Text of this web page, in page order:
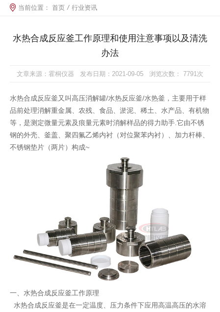
当前位置： 首页 / 行业资讯
水热合成反应釜工作原理和使用注意事项以及清洗
办法
文章来源：霍桐仪器 发布日期：2021-09-05 浏览次数： 7791次
水热合成反应釜又叫高压消解罐/水热反应釜/水热釜，主要用于样
品前处理消解重金属、农残、食品、淤泥、稀土、水产品、有机物
等，是测定微量元素及痕量元素时消解样品的得力助手.它由不锈
钢的外壳、釜盖、聚四氟乙烯内衬（对位聚苯内衬）、加力杆棒、
不锈钢垫片（两片）构成~
一、水热合成反应釜工作原理
水热合成反应釜是在一定温度、压力条件下应用高温高压的水溶